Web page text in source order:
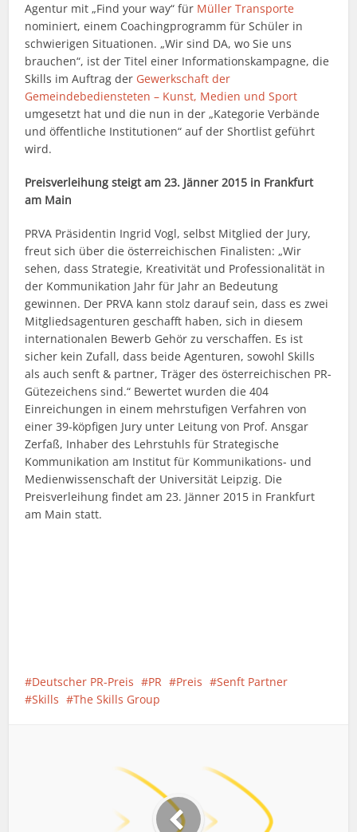
Agentur mit „Find your way“ für Müller Transporte
nominiert, einem Coachingprogramm für Schüler in
schwierigen Situationen. „Wir sind DA, wo Sie uns
brauchen“, ist der Titel einer Informationskampagne, die
Skills im Auftrag der Gewerkschaft der
Gemeindebediensteten – Kunst, Medien und Sport
umgesetzt hat und die nun in der „Kategorie Verbände
und öffentliche Institutionen“ auf der Shortlist geführt
wird.
Preisverleihung steigt am 23. Jänner 2015 in Frankfurt
am Main
PRVA Präsidentin Ingrid Vogl, selbst Mitglied der Jury,
freut sich über die österreichischen Finalisten: „Wir
sehen, dass Strategie, Kreativität und Professionalität in
der Kommunikation Jahr für Jahr an Bedeutung
gewinnen. Der PRVA kann stolz darauf sein, dass es zwei
Mitgliedsagenturen geschafft haben, sich in diesem
internationalen Bewerb Gehör zu verschaffen. Es ist
sicher kein Zufall, dass beide Agenturen, sowohl Skills
als auch senft & partner, Träger des österreichischen PR-
Gütezeichens sind.“ Bewertet wurden die 404
Einreichungen in einem mehrstufigen Verfahren von
einer 39-köpfigen Jury unter Leitung von Prof. Ansgar
Zerfaß, Inhaber des Lehrstuhls für Strategische
Kommunikation am Institut für Kommunikations- und
Medienwissenschaft der Universität Leipzig. Die
Preisverleihung findet am 23. Jänner 2015 in Frankfurt
am Main statt.
Deutscher PR-Preis PR Preis
Senft Partner
Skills
The Skills Group